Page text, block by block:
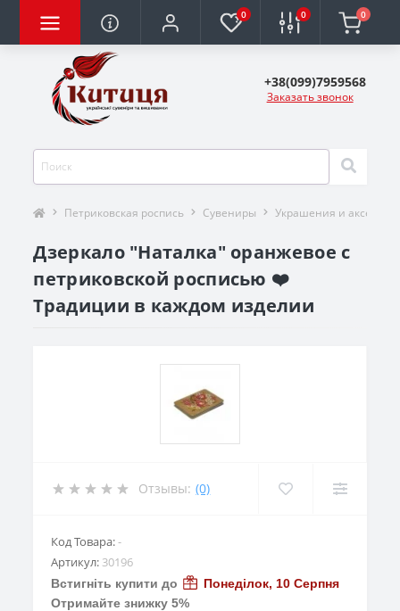
0 0 0
+38(099)7959568
Заказать звонок
Петриковская роспись Сувениры Украшения и
Дзеркало "Наталка" оранжевое с
петриковской росписью ❤️
Традиции в каждом изделии
Отзывы: (0)
Код Товара:-
Артикул: 30196
Встигніть купити до
Понеділок, 10 Серпня
Отримайте знижку 5%